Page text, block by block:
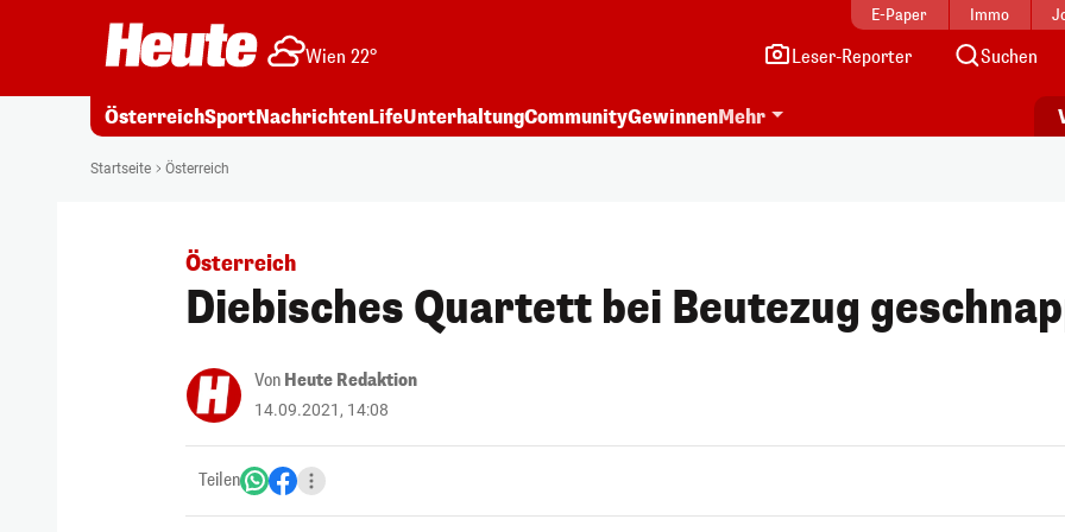
E-Paper Immo
Wien 22° Leser-Reporter Suchen
ÖsterreichSportNachrichtenLifeUnterhaltungCommunityGewinnenMehr
Startseite Österreich
Österreich
Diebisches Quartett bei Beutezug
Von Heute Redaktion
14.09.2021, 14:08
Teilen